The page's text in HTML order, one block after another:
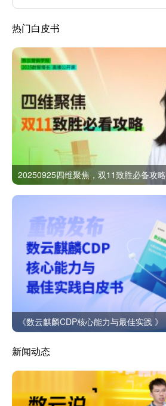
热门白皮书
20250925四维聚焦，双11致胜必备攻略
《数云麒麟CDP核心能力与最佳实践 》
新闻动态